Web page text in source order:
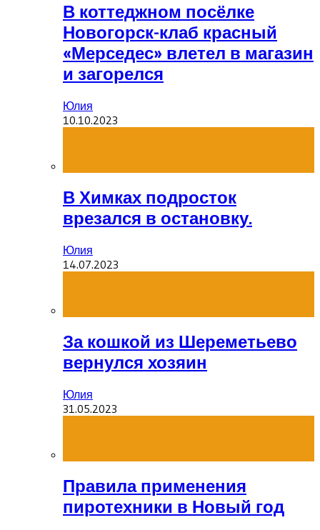
В коттеджном посёлке
Новогорск-клаб красный
«Мерседес» влетел в магазин
и загорелся
Юлия
10.10.2023
В Химках подросток
врезался в остановку.
Юлия
14.07.2023
За кошкой из Шереметьево
вернулся хозяин
Юлия
31.05.2023
Правила применения
пиротехники в Новый год